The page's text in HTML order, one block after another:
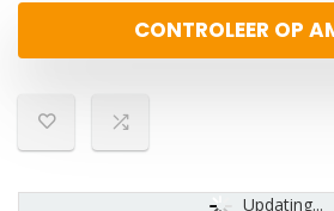
CONTROLEER OP
Updating...